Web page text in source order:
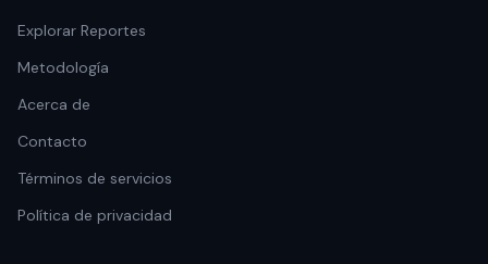
Explorar Reportes
Metodología
Acerca de
Contacto
Términos de servicios
Política de privacidad